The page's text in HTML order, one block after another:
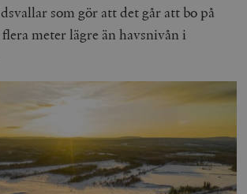
som gör att det går att bo på
meter lägre än havsnivån i